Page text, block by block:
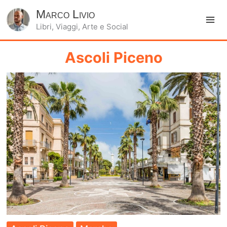
Marco Livio
Libri, Viaggi, Arte e Social
Ascoli Piceno